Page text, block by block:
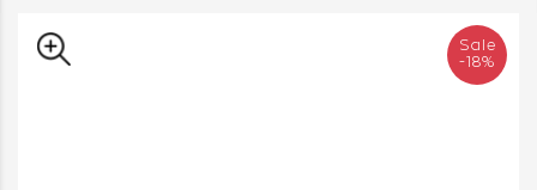
Sale
-18%